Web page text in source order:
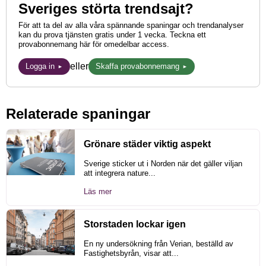
Sveriges störta trendsajt?
För att ta del av alla våra spännande spaningar och trendanalyser
kan du prova tjänsten gratis under 1 vecka. Teckna ett
provabonnemang här för omedelbar access.
Logga in eller Skaffa provabonnemang
Relaterade spaningar
Grönare städer viktig aspekt
Sverige sticker ut i Norden när det gäller viljan
att integrera nature...
Läs mer
Storstaden lockar igen
En ny undersökning från Verian, beställd av
Fastighetsbyrån, visar att...